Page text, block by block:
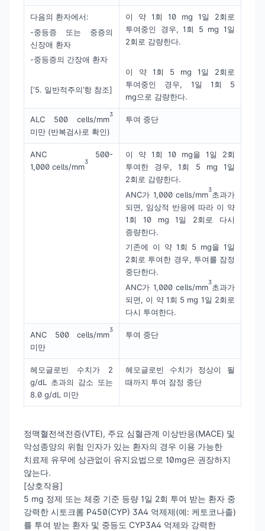
다음의 환자에서:
-중등증 또는 중증의
신장애 환자
-중등증의 간장애 환자
[‘5. 일반적주의’항 참조]
이 약 1회 10 mg 1일 2회로
투여중인 경우, 1회 5 mg 1일
2회로 감량한다.
이 약 1회 5 mg 1일 2회로
투여중인 경우, 1일 1회 5
mg으로 감량한다.
ALC 500 cells/mm
3
미만 (반복검사로 확인)
투여 중단
ANC 500-
1,000 cells/mm
3
이 약 1회 10 mg을 1일 2회
투여한 경우, 1회 5 mg 1일
2회로 감량한다.
ANC가 1,000 cells/mm
3
초과가
되면, 임상적 반응에 따라 이 약
1회 10 mg 1일 2회로 다시
증량한다.
기존에 이 약 1회 5 mg을 1일
2회로 투여한 경우, 투여를 잠정
중단한다.
ANC가 1,000 cells/mm
3
초과가
되면, 이 약 1회 5 mg 1일 2회로
다시 투여한다.
ANC 500 cells/mm
3
미만
투여 중단
헤모글로빈 수치가 2
g/dL 초과의 감소 또는
8.0 g/dL 미만
헤모글로빈 수치가 정상이 될
때까지 투여 잠정 중단
정맥혈전색전증(VTE), 주요 심혈관계 이상반응(MACE) 및
악성종양의 위험 인자가 있는 환자의 경우 이용 가능한
치료제 유무에 상관없이 유지요법으로 10mg은 권장하지
않는다.
[상호작용]
5 mg 정제 또는 체중 기준 등량 1일 2회 투여 받는 환자 중
강력한 시토크롬 P450(CYP) 3A4 억제제(예: 케토코나졸)
를 투여 받는 환자 및 중등도 CYP3A4 억제와 강력한